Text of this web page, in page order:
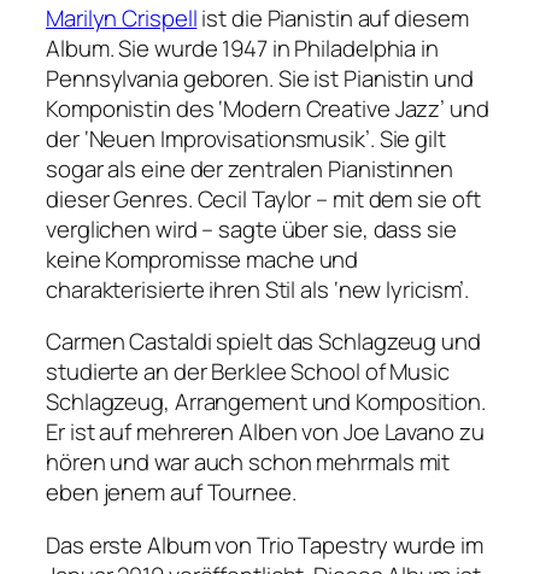
Marilyn Crispellist die Pianistin auf diesem
Album. Sie wurde 1947 in Philadelphia in
Pennsylvania geboren. Sie ist Pianistin und
Komponistin des ‘Modern Creative Jazz’ und
der ‘Neuen Improvisationsmusik’. Sie gilt
sogar als eine der zentralen Pianistinnen
dieser Genres. Cecil Taylor – mit dem sie oft
verglichen wird – sagte über sie, dass sie
keine Kompromisse mache und
charakterisierte ihren Stil als ‘new lyricism’.
Carmen Castaldi spielt das Schlagzeug und
studierte an der Berklee School of Music
Schlagzeug, Arrangement und Komposition.
Er ist auf mehreren Alben von Joe Lavano zu
hören und war auch schon mehrmals mit
eben jenem auf Tournee.
Das erste Album von Trio Tapestry wurde im